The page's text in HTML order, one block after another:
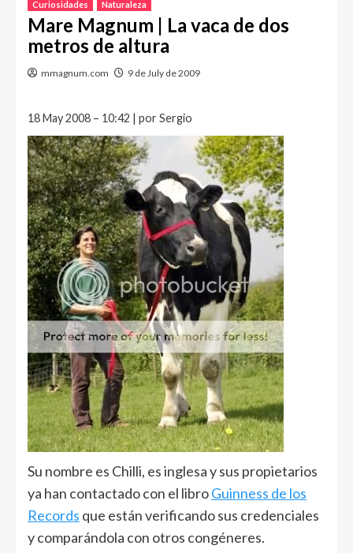
Curiosidades Naturaleza
Mare Magnum | La vaca de dos
metros de altura
mmagnum.com 9 de July de 2009
18 May 2008 – 10:42 | por Sergio
Su nombre es Chilli, es inglesa y sus propietarios
ya han contactado con el libroGuinness de los
Records que están verificando sus credenciales
y comparándola con otros congéneres.